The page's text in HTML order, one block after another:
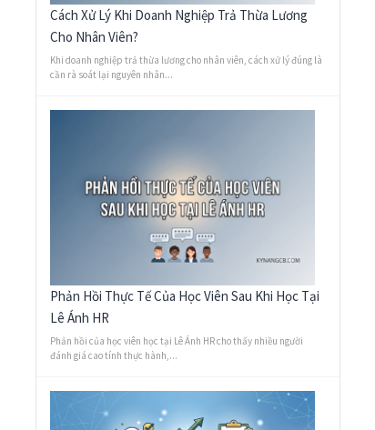
Cách Xử Lý Khi Doanh Nghiệp Trả Thừa Lương
Cho Nhân Viên?
Khi doanh nghiệp trả thừa lương cho nhân viên, cách xử lý đúng là
cần rà soát lại nguyên nhân...
Phản Hồi Thực Tế Của Học Viên Sau Khi Học Tại
Lê Ánh HR
Phản hồi của học viên học tại Lê Ánh HR cho thấy nhiều người
đánh giá cao tính thực hành,...